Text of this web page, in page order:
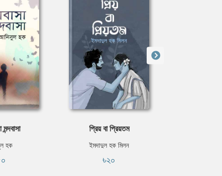
হক
প্রিয় বা প্রিয়তম
ইমদাদুল হক মিলন
৳২০